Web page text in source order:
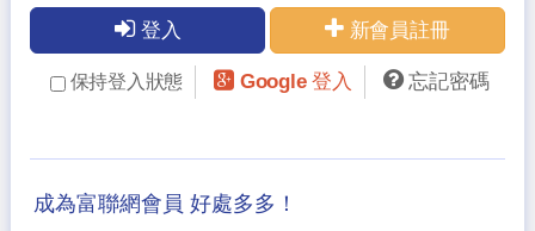
登入 新會員註冊
保持登入狀態 Google 登入 忘記密碼
成為富聯網會員 好處多多！